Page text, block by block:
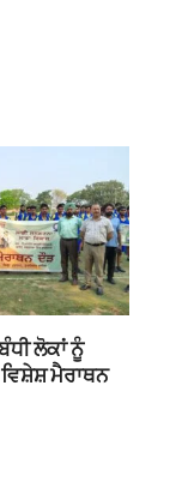
ਲੋਕਾਂ ਨੂੰ
ਮੈਰਾਥਨ